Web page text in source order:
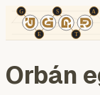
Orbán